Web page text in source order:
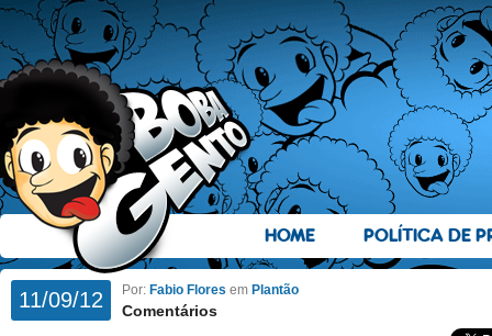
HOME POLÍTICA DE
11/09/12 Por: Fabio Flores em Plantão
Comentários